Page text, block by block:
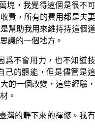
塊，我覺得這個是很不可
費，所有的費用都是夫妻
幫助我用來維持持這個道
議的一個地方。
爲不會用力，也不知道技
己的體能，但是儘管是這
的一個改變，這些經驗，
。
灣的靜下來的禪修。我有